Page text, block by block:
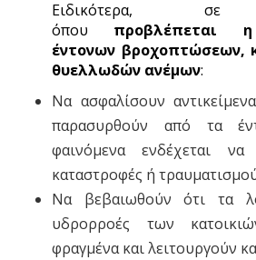
Ειδικότερα, σε
όπου προβλέπεται
έντονων βροχοπτώσεων,
θυελλωδών ανέμων:
Να ασφαλίσουν
παρασυρθούν από τα
φαινόμενα ενδέχεται να
καταστροφές ή
Να βεβαιωθούν ότι τα
υδρορροές των
φραγμένα και λειτουργούν